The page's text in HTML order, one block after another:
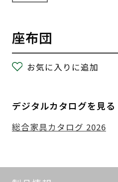
座布団
お気に入りに追加
デジタルカタログを見る
総合家具カタログ 2026